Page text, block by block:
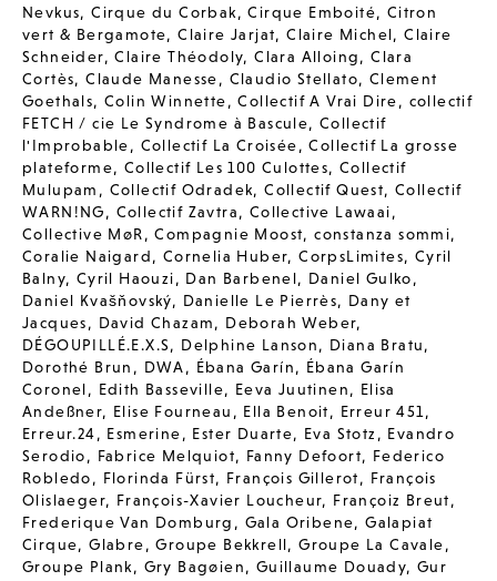
Nevkus,Cirque du Corbak,Cirque Emboité, Citron
vert & Bergamote,Claire Jarjat,Claire Michel,Claire
Schneider,Claire Théodoly,Clara Alloing,Clara
Cortès,Claude Manesse, Claudio Stellato, Clement
Goethals,Colin Winnette,Collectif A Vrai Dire, collectif
FETCH / cie Le Syndrome à Bascule,Collectif
l'Improbable, Collectif La Croisée,Collectif La grosse
plateforme, Collectif Les 100 Culottes,Collectif
Mulupam , Collectif Odradek,Collectif Quest,Collectif
WARN!NG, Collectif Zavtra, Collective Lawaai,
Collective MøR,Compagnie Moost,constanza sommi,
Coralie Naigard, Cornelia Huber,CorpsLimites, Cyril
Balny, Cyril Haouzi, Dan Barbenel, Daniel Gulko,
Daniel Kvašňovský, Danielle Le Pierrès, Dany et
Jacques, David Chazam, Deborah Weber,
DÉGOUPILLÉ.E.X.S, Delphine Lanson, Diana Bratu,
Dorothé Brun , DWA, Ébana Garín, Ébana Garín
Coronel, Edith Basseville, Eeva Juutinen, Elisa
Andeßner, Elise Fourneau , Ella Benoit, Erreur 451,
Erreur.24, Esmerine, Ester Duarte, Eva Stotz , Evandro
Serodio, Fabrice Melquiot, Fanny Defoort, Federico
Robledo, Florinda Fürst, François Gillerot, François
Olislaeger, François-Xavier Loucheur, Françoiz Breut,
Frederique Van Domburg , Gala Oribene,Galapiat
Cirque,Glabre,Groupe Bekkrell,Groupe La Cavale,
Groupe Plank, Gry Bagøien, Guillaume Douady,Gur